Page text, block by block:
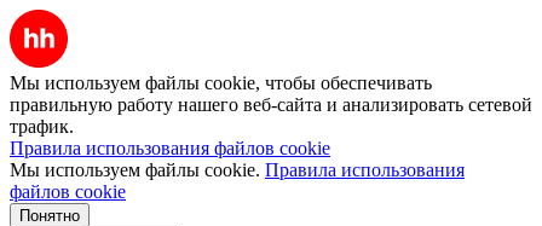
Мы используем файлы cookie, чтобы обеспечивать
правильную работу нашего веб-сайта и анализировать сетевой
трафик.
Правила использования файлов cookie
Мы используем файлы cookie. Правила использования
файлов cookie
Понятно